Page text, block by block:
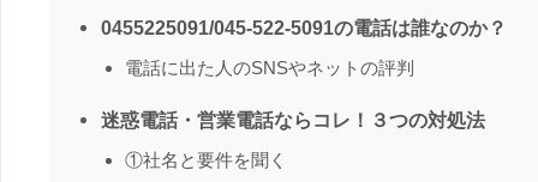
0455225091/045-522-5091の電話は誰なのか？
電話に出た人のSNSやネットの評判
迷惑電話・営業電話ならコレ！３つの対処法
①社名と要件を聞く